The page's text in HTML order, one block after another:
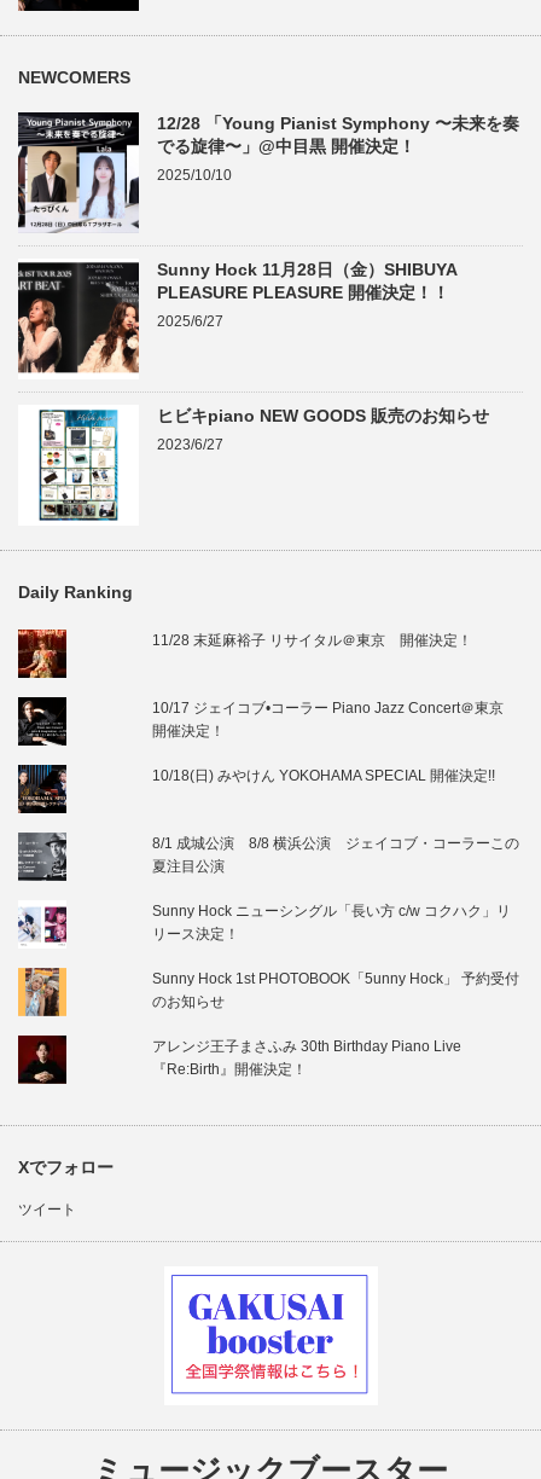
NEWCOMERS
12/28 「Young Pianist Symphony 〜未来を奏
でる旋律〜」@中目黒 開催決定！
2025/10/10
Sunny Hock 11月28日（金）SHIBUYA
PLEASURE PLEASURE 開催決定！！
2025/6/27
ヒビキpiano NEW GOODS 販売のお知らせ
2023/6/27
Daily Ranking
11/28 末延麻裕子 リサイタル＠東京 開催決定！
10/17 ジェイコブ•コーラー Piano Jazz Concert＠東京
開催決定！
10/18(日) みやけん YOKOHAMA SPECIAL 開催決定!!
8/1 成城公演 8/8 横浜公演 ジェイコブ・コーラーこの
夏注目公演
Sunny Hock ニューシングル「長い方 c/w コクハク」リ
リース決定！
Sunny Hock 1st PHOTOBOOK「5unny Hock」 予約受付
のお知らせ
アレンジ王子まさふみ 30th Birthday Piano Live
『Re:Birth』開催決定！
Xでフォロー
ツイート
ミュージックブースター